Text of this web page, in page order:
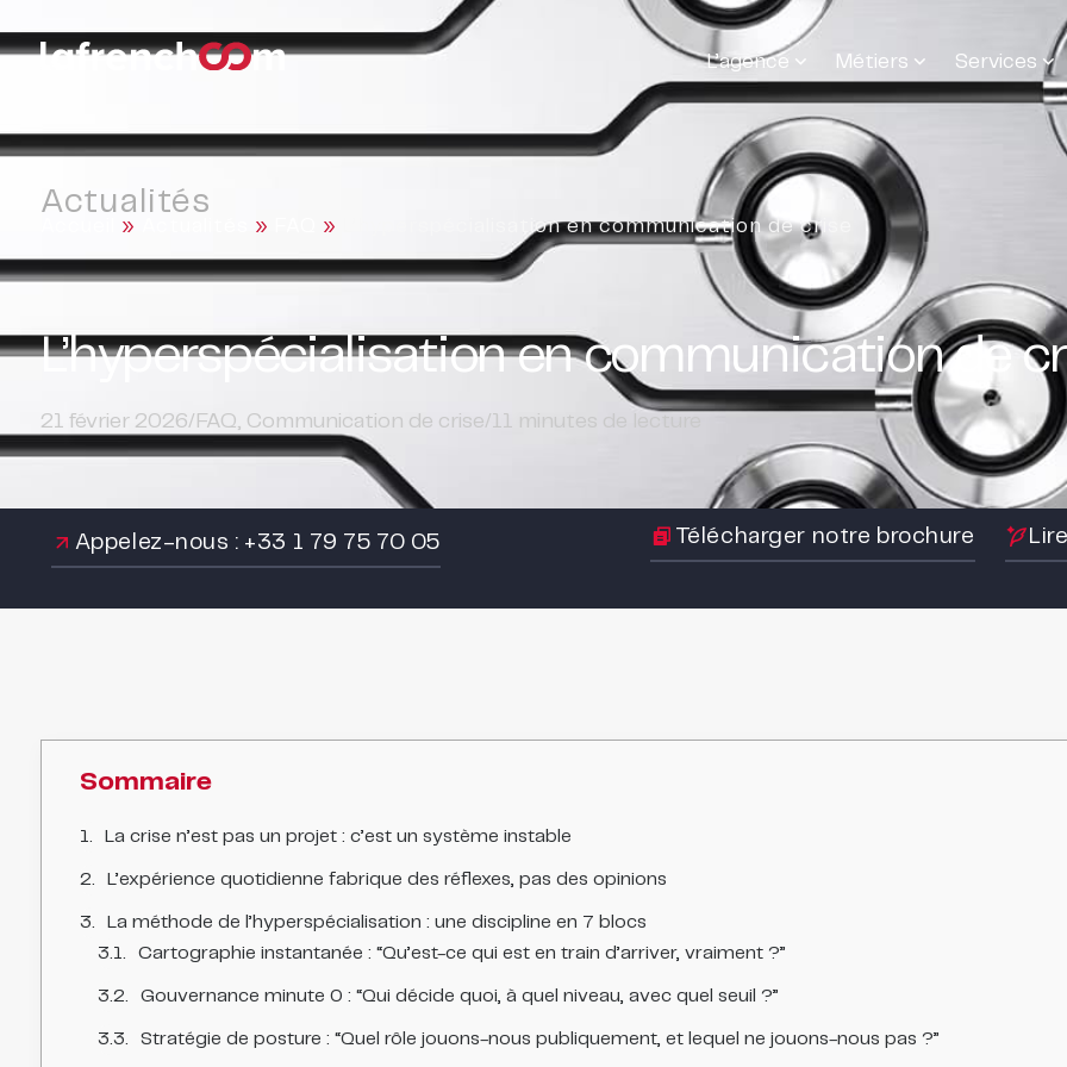
L’agence Métiers Services
Actualités
» » » L’hyperspécialisation en communication de crise
L’hyperspécialisation en communication de
21 février 2026/ FAQ, Communication de crise/11 minutes de lecture
Appelez-nous : +33 1 79 75 70 05 Télécharger notre brochure
Sommaire
La crise n’est pas un projet : c’est un système instable
L’expérience quotidienne fabrique des réflexes, pas des opinions
La méthode de l’hyperspécialisation : une discipline en 7 blocs
Cartographie instantanée : “Qu’est-ce qui est en train d’arriver, vraiment ?”
Gouvernance minute 0 : “Qui décide quoi, à quel niveau, avec quel seuil ?”
Stratégie de posture : “Quel rôle jouons-nous publiquement, et lequel ne jouons-nous pas ?”